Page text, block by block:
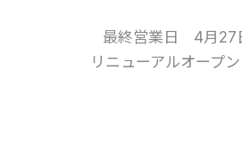
最終営業日 4月27
リニューアルオープ